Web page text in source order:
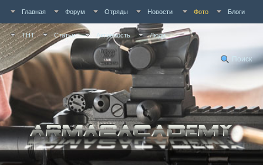
Главная Форум Отряды Новости Фото Блоги
ТНТ Статьи Активность Люди
Поиск